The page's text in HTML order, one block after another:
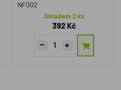
NF002
Skladem 2 ks
392 Kč